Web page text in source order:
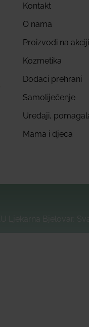
Kontakt
O nama
Proizvodi na akciji
Kozmetika
Dodaci prehrani
Samoliječenje
Uređaji,
Mama i djeca